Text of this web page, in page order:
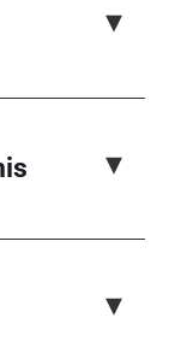
▾
▾
▾